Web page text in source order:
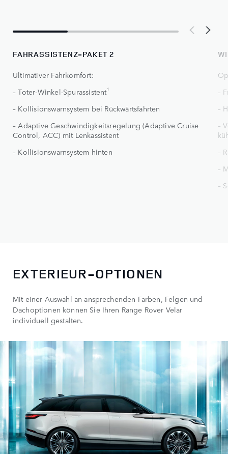
FAHRASSISTENZ-PAKET 2
Ultimativer Fahrkomfort:
– Toter-Winkel-Spurassistent1
– Kollisionswarnsystem bei Rückwärtsfahrten
– Adaptive Geschwindigkeitsregelung (Adaptive Cruise
Control, ACC) mit Lenkassistent
– Kollisionswarnsystem hinten
–
–
–
–
–
–
EXTERIEUR-OPTIONEN
Mit einer Auswahl an ansprechenden Farben, Felgen und
Dachoptionen können Sie Ihren Range Rover Velar
individuell gestalten.